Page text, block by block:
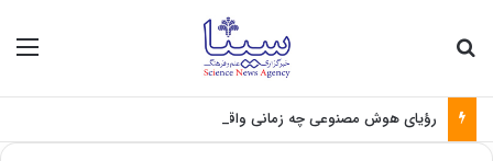
رؤیای هوش مصنوعی چه زمانی واقعی می‌شود؟